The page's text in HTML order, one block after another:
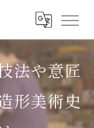
法や意匠
形美術史